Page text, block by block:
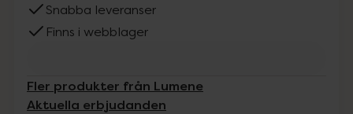
Snabba leveranser
Finns i webblager
Fler produkter från Lumene
Aktuella erbjudanden